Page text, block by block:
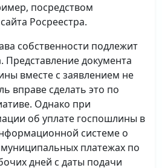
посредством
Росреестра.
собственности подлежит
Представление документа
вместе с заявлением не
вправе сделать это по
Однако при
об уплате госпошлины в
системе о
платежах по
дней с даты подачи